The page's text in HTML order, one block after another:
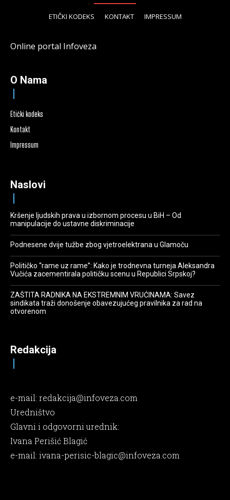
ETIČKI KODEKS KONTAKT IMPRESSUM
Online portal Infoveza
O Nama
Etički kodeks
Kontakt
Impressum
Naslovi
Kršenje ljudskih prava u izbornom procesu u BiH – Od
manipulacije do ustavne diskriminacije
Podnesene dvije tužbe zbog vjetroelektrana u Glamoču
Političko “rame uz rame”: Kako je trodnevna turneja Aleksandra
Vučića zacementirala političku scenu u Republici Srpskoj?
ZAŠTITA RADNIKA NA EKSTREMNIM VRUĆINAMA: Savez
sindikata traži donošenje obavezujućeg pravilnika za rad na
otvorenom
Redakcija
e-mail: redakcija@infoveza.com
Uredništvo
Glavni i odgovorni urednik:
Ivana Perišić Blagić
e-mail: ivana-perisic-blagic@infoveza.com